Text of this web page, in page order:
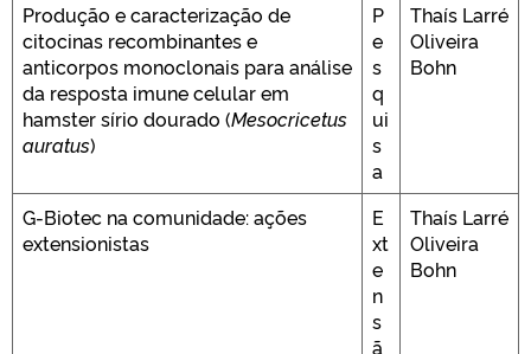
Produção e caracterização de
citocinas recombinantes e
anticorpos monoclonais para análise
da resposta imune celular em
hamster sírio dourado (Mesocricetus
auratus)
P
e
s
q
ui
s
a
Thaís Larré
Oliveira
Bohn
G-Biotec na comunidade: ações
extensionistas
E
xt
e
n
s
ã
Thaís Larré
Oliveira
Bohn